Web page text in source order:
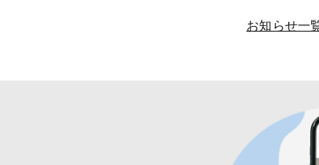
お知らせ一